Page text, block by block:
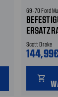
69-70 Ford
Scott Drake
shopping_cart